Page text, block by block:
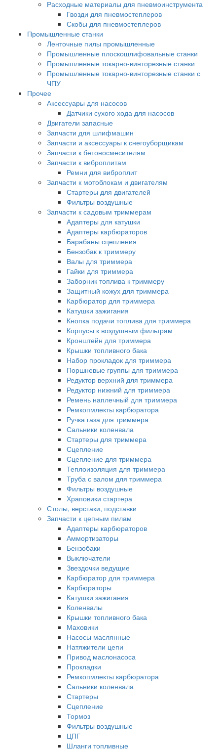
Расходные материалы для пневмоинструмента
Гвозди для пневмостеплеров
Скобы для пневмостеплеров
Промышленные станки
Ленточные пилы промышленные
Промышленные плоскошлифовальные станки
Промышленные токарно-винторезные станки
Промышленные токарно-винторезные станки с
ЧПУ
Прочее
Аксессуары для насосов
Датчики сухого хода для насосов
Двигатели запасные
Запчасти для шлифмашин
Запчасти и аксессуары к снегоуборщикам
Запчасти к бетоносмесителям
Запчасти к виброплитам
Ремни для виброплит
Запчасти к мотоблокам и двигателям
Стартеры для двигателей
Фильтры воздушные
Запчасти к садовым триммерам
Адаптеры для катушки
Адаптеры карбюраторов
Барабаны сцепления
Бензобак к триммеру
Валы для триммера
Гайки для триммера
Заборник топлива к триммеру
Защитный кожух для триммера
Карбюратор для триммера
Катушки зажигания
Кнопка подачи топлива для триммера
Корпусы к воздушным фильтрам
Кронштейн для триммера
Крышки топливного бака
Набор прокладок для триммера
Поршневые группы для триммера
Редуктор верхний для триммера
Редуктор нижний для триммера
Ремень наплечный для триммера
Ремкопмлекты карбюратора
Ручка газа для триммера
Сальники коленвала
Стартеры для триммера
Сцепление
Сцепление для триммера
Теплоизоляция для триммера
Труба с валом для триммера
Фильтры воздушные
Храповики стартера
Столы, верстаки, подставки
Запчасти к цепным пилам
Адаптеры карбюраторов
Аммортизаторы
Бензобаки
Выключатели
Звездочки ведущие
Карбюратор для триммера
Карбюраторы
Катушки зажигания
Коленвалы
Крышки топливного бака
Маховики
Насосы маслянные
Натяжители цепи
Привод маслонасоса
Прокладки
Ремкопмлекты карбюратора
Сальники коленвала
Стартеры
Сцепление
Тормоз
Фильтры воздушные
ЦПГ
Шланги топливные